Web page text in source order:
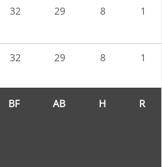
32 29 8 1
32 29 8 1
BF AB H R